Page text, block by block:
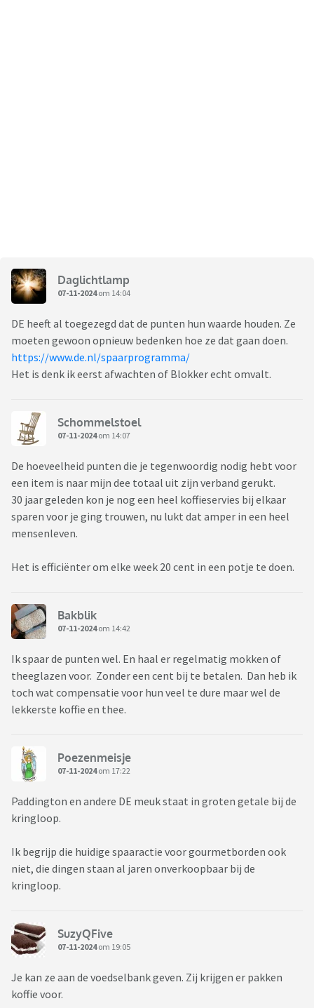
Daglichtlamp
07-11-2024om 14:04
DE heeft al toegezegd dat de punten hun waarde houden. Ze
moeten gewoon opnieuw bedenken hoe ze dat gaan doen.
https://www.de.nl/spaarprogramma/
Het is denk ik eerst afwachten of Blokker echt omvalt.
Schommelstoel
07-11-2024om 14:07
De hoeveelheid punten die je tegenwoordig nodig hebt voor
een item is naar mijn dee totaal uit zijn verband gerukt.
30 jaar geleden kon je nog een heel koffieservies bij elkaar
sparen voor je ging trouwen, nu lukt dat amper in een heel
mensenleven.
Het is efficiënter om elke week 20 cent in een potje te doen.
Bakblik
07-11-2024om 14:42
Ik spaar de punten wel. En haal er regelmatig mokken of
theeglazen voor. Zonder een cent bij te betalen. Dan heb ik
toch wat compensatie voor hun veel te dure maar wel de
lekkerste koffie en thee.
Poezenmeisje
07-11-2024om 17:22
Paddington en andere DE meuk staat in groten getale bij de
kringloop.
Ik begrijp die huidige spaaractie voor gourmetborden ook
niet, die dingen staan al jaren onverkoopbaar bij de
kringloop.
SuzyQFive
07-11-2024om 19:05
Je kan ze aan de voedselbank geven. Zij krijgen er pakken
koffie voor.